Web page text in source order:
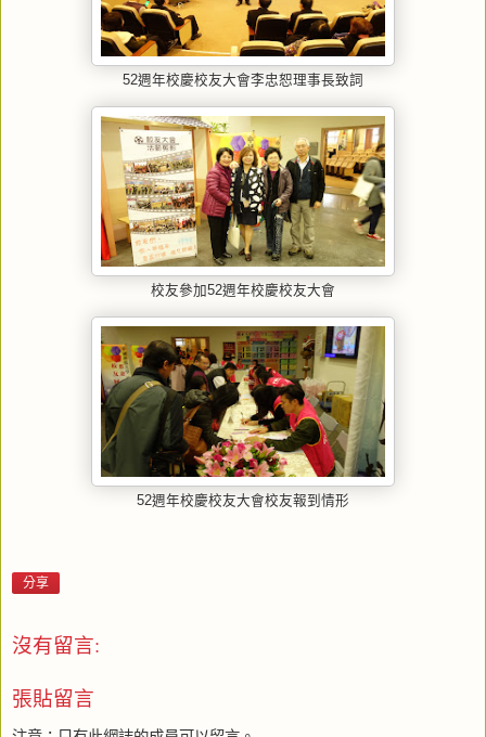
52週年校慶校友大會李忠恕理事長致詞
校友參加52週年校慶校友大會
52週年校慶校友大會校友報到情形
分享
沒有留言:
張貼留言